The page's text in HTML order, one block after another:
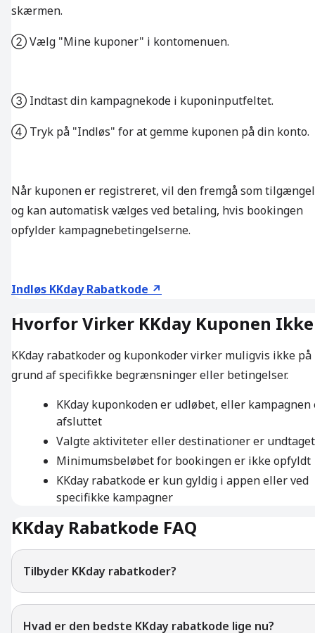
skærmen.
② Vælg "Mine kuponer" i kontomenuen.
③ Indtast din kampagnekode i kuponinputfeltet.
④ Tryk på "Indløs" for at gemme kuponen på din konto.
Når kuponen er registreret, vil den fremgå som
og kan automatisk vælges ved betaling, hvis bookingen
opfylder kampagnebetingelserne.
Indløs KKday Rabatkode ↗
Hvorfor Virker KKday Kuponen Ikke
KKday rabatkoder og kuponkoder virker muligvis ikke på
grund af specifikke begrænsninger eller betingelser.
KKday kuponkoden er udløbet, eller kampagnen
afsluttet
Valgte aktiviteter eller destinationer er undtaget
Minimumsbeløbet for bookingen er ikke opfyldt
KKday rabatkode er kun gyldig i appen eller ved
specifikke kampagner
KKday Rabatkode FAQ
Tilbyder KKday rabatkoder?
Hvad er den bedste KKday rabatkode lige nu?